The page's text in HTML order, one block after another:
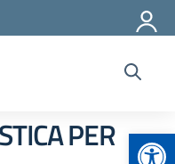
PER